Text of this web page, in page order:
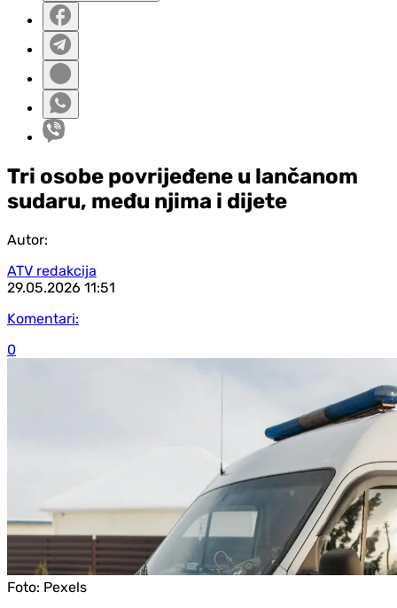
Tri osobe povrijeđene u lančanom
sudaru, među njima i dijete
Autor:
ATV redakcija
29.05.2026 11:51
Komentari:
0
Foto: Pexels